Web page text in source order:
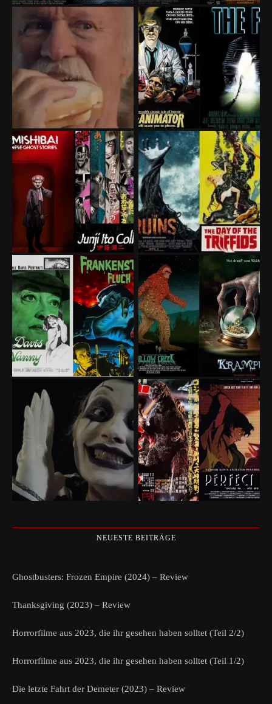
NEUESTE BEITRÄGE
Ghostbusters: Frozen Empire (2024) – Review
Thanksgiving (2023) – Review
Horrorfilme aus 2023, die ihr gesehen haben solltet (Teil 2/2)
Horrorfilme aus 2023, die ihr gesehen haben solltet (Teil 1/2)
Die letzte Fahrt der Demeter (2023) – Review